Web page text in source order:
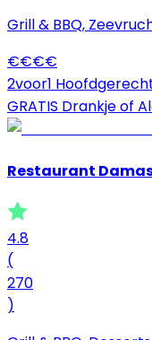
Grill & BBQ,
€€€€
2voor1
GRATIS Drankje of
Restaurant
4.8
(
270
)